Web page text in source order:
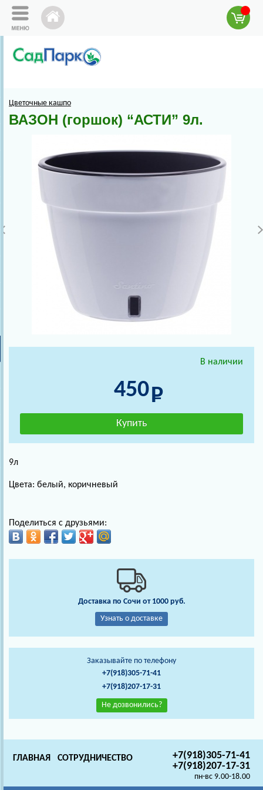
Цветочные кашпо
ВАЗОН (горшок) “АСТИ” 9л.
В наличии
450
9л
Цвета: белый, коричневый
Поделиться с друзьями:
Доставка по Сочи от 1000 руб.
Узнать о доставке
Заказывайте по телефону
+7(918)305-71-41
+7(918)207-17-31
Не дозвонились?
+7(918)305-71-41
+7(918)207-17-31
пн-вс 9.00-18.00
ГЛАВНАЯ СОТРУДНИЧЕСТВО